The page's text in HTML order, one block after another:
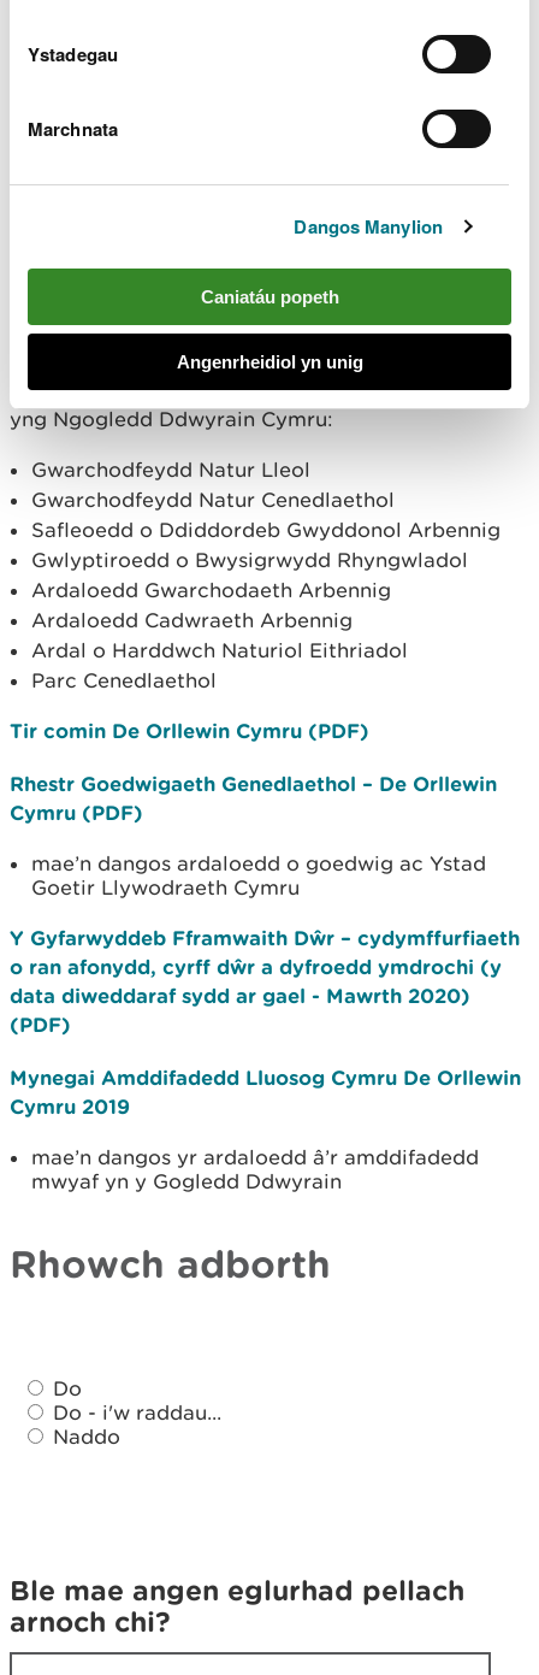
Ystadegau
Marchnata
Dangos Manylion
Caniatáu popeth
Angenrheidiol yn unig
gweundir
gwlyptiroedd
Ardaloedd gwarchodedig – De Orllewin Cymru
(PDF)
Map yn dangos ardaloedd o Ddynodiadau Statudol
yng Ngogledd Ddwyrain Cymru:
Gwarchodfeydd Natur Lleol
Gwarchodfeydd Natur Cenedlaethol
Safleoedd o Ddiddordeb Gwyddonol Arbennig
Gwlyptiroedd o Bwysigrwydd Rhyngwladol
Ardaloedd Gwarchodaeth Arbennig
Ardaloedd Cadwraeth Arbennig
Ardal o Harddwch Naturiol Eithriadol
Parc Cenedlaethol
Tir comin De Orllewin Cymru (PDF)
Rhestr Goedwigaeth Genedlaethol – De Orllewin
Cymru (PDF)
mae’n dangos ardaloedd o goedwig ac Ystad
Goetir Llywodraeth Cymru
Y Gyfarwyddeb Fframwaith Dŵr – cydymffurfiaeth
o ran afonydd, cyrff dŵr a dyfroedd ymdrochi (y
data diweddaraf sydd ar gael - Mawrth 2020)
(PDF)
Mynegai Amddifadedd Lluosog Cymru De Orllewin
Cymru 2019
mae’n dangos yr ardaloedd â’r amddifadedd
mwyaf yn y Gogledd Ddwyrain
Rhowch adborth
c
h
o
h
c
h
o
Do
Do - i'w raddau...
Naddo
Ble mae angen eglurhad pellach
arnoch chi?